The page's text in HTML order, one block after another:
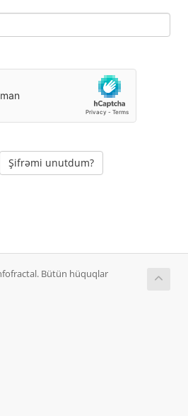
Şifrəmi unutdum?
Bütün hüquqlar